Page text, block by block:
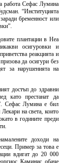
работа Сефас Лумина
“Институцията
бременност или
плантации в Неа
осигуровки и
реакцията и
да осигури без
за нарушенията на
достъп до здравни
като престанат да
Сефас Лумина е бил
на света, които
в годините преди
доходи на
Пример за това е
вдигат до 20 000
Каминис обаче